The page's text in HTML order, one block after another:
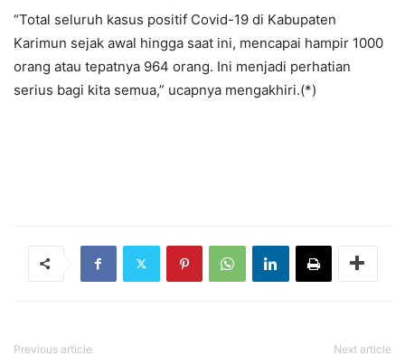
“Total seluruh kasus positif Covid-19 di Kabupaten
Karimun sejak awal hingga saat ini, mencapai hampir 1000
orang atau tepatnya 964 orang. Ini menjadi perhatian
serius bagi kita semua,” ucapnya mengakhiri.(*)
Previous article Next article